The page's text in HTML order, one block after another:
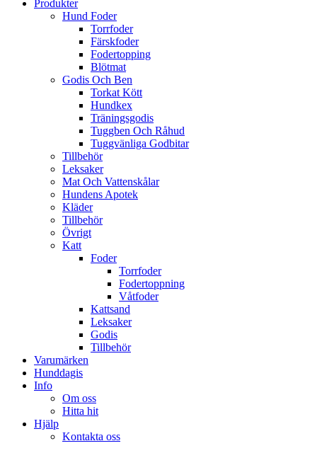
Produkter
Hund Foder
Torrfoder
Färskfoder
Fodertopping
Blötmat
Godis Och Ben
Torkat Kött
Hundkex
Träningsgodis
Tuggben Och Råhud
Tuggvänliga Godbitar
Tillbehör
Leksaker
Mat Och Vattenskålar
Hundens Apotek
Kläder
Tillbehör
Övrigt
Katt
Foder
Torrfoder
Fodertoppning
Våtfoder
Kattsand
Leksaker
Godis
Tillbehör
Varumärken
Hunddagis
Info
Om oss
Hitta hit
Hjälp
Kontakta oss